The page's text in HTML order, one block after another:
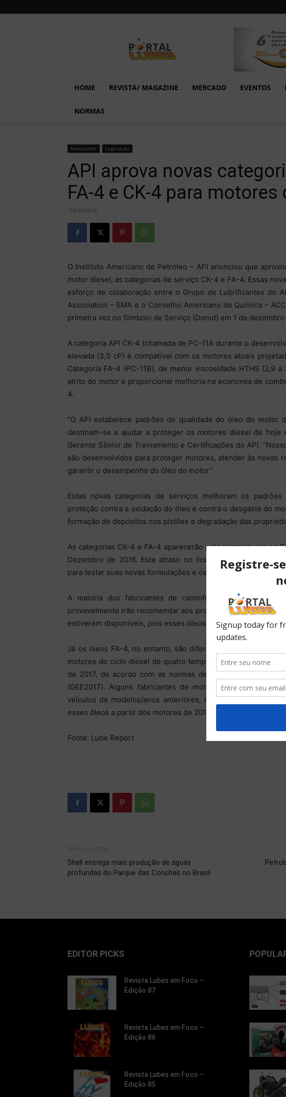
em
Foco
HOME REVISTA/ MAGAZINE MERCADO EVENTOS
NORMAS
Newsletter Legislação
API aprova novas
FA-4 e CK-4 para motores
14/03/2016
O Instituto Americano de Petróleo – API anunciou que
motor diesel, as categorias de serviço CK-4 e FA-4. Essas
esforço de colaboração entre o Grupo de Lubrificantes do
Association – EMA e o Conselho Americano de Química –
primeira vez no Símbolo de Serviço (Donut) em 1 de dezembro
A categoria API CK-4 (chamada de PC-11A durante o
elevada (3,5 cP) é compatível com os motores atuais
Categoria FA-4 (PC-11B), de menor viscosidade HTHS (2,9
atrito do motor e proporcionar melhoria na economia de
4.
“O API estabelece padrões de qualidade do óleo do motor
destinam-se a ajudar a proteger os motores diesel de hoje
Gerente Sênior de Treinamento e Certificações do API.
são desenvolvidos para proteger motores, atender às novas
garantir o desempenho do óleo do motor.”
Estas novas categorias de serviços melhoram os
proteção contra a oxidação do óleo e contra o desgaste do
formação de depósitos nos pistões e degradação das
As categorias CK-4 e FA-4 aparecerão pela primeira vez no
Dezembro de 2016. Este atraso no licenciamento permite
para testar suas novas formulações e os deixem prontos para o
A maioria dos fabricantes de caminhões que
provavelmente irão recomendar aos proprietários o uso de
estiverem disponíveis, pois esses óleos irão proteger melhor
Já os óleos FA-4, no entanto, são diferentes, pois são
motores do ciclo diesel de quatro tempos e alta velocidade,
de 2017, de acordo com as normas de emissões de gases
(GEE2017). Alguns fabricantes de motores podem
veículos de modelos/anos anteriores, mas é mais provável
esses óleos a partir dos motores de 2017.
Fonte: Lube Report
Shell entrega mais produção de águas
profundas do Parque das Conchas no Brasil
EDITOR PICKS
Revista Lubes em Foco –
Edição 87
Revista Lubes em Foco –
Edição 86
Revista Lubes em Foco –
Edição 85